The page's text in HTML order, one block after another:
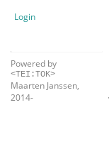
Login
Powered by
<TEI:TOK>
Maarten Janssen,
2014-